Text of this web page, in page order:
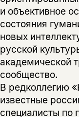
и объективное
состояния
новых
русской
академической
сообщество.
В редколлегию
известные
специалисты по